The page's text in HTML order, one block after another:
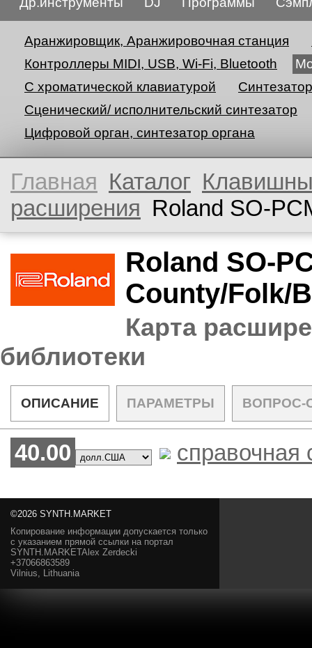
Аранжировщик, Аранжировочная станция
Контроллеры MIDI, USB, Wi-Fi, Bluetooth
С хроматической клавиатурой
Синтезатор
Сценический/ исполнительский синтезатор
Цифровой орган, синтезатор органа
Главная Каталог
расширения Roland SO-
Roland SO-
County/Folk/
Карта
библиотеки
ОПИСАНИЕ ПАРАМЕТРЫ ВОПРОС-
40.00 справочная
©2026 SYNTH.MARKET
Копирование информации допускается только
с указанием прямой ссылки на портал
SYNTH.MARKETAlex Zerdecki
+37066863589
Vilnius, Lithuania